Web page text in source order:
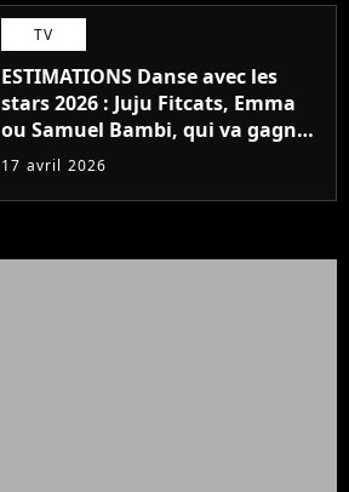
TV
ESTIMATIONS Danse avec les
stars 2026 : Juju Fitcats, Emma
ou Samuel Bambi, qui va gagner
la finale du 17 avril ? Le public a
17 avril 2026